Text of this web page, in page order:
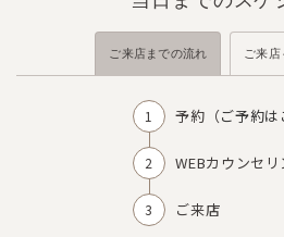
ご来店までの流れ ご来
予約（ご予約は
WEBカウンセ
ご来店